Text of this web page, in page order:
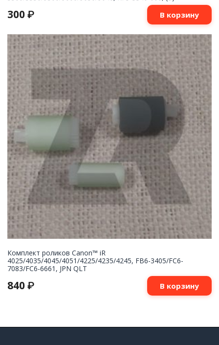
300 ₽ В корзину
Комплект роликов Canon™ iR
4025/4035/4045/4051/4225/4235/4245, FB6-3405/FC6-
7083/FC6-6661, JPN QLT
840 ₽ В корзину